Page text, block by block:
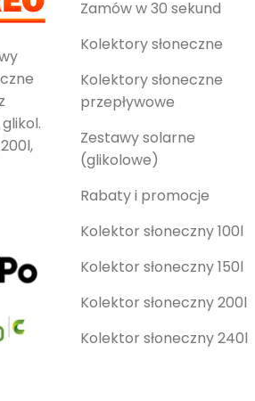
Zamów w 30 sekund
Kolektory słoneczne
Kolektory słoneczne
przepływowe
Zestawy solarne
(glikolowe)
Rabaty i promocje
Kolektor słoneczny 100l
Kolektor słoneczny 150l
Kolektor słoneczny 200l
Kolektor słoneczny 240l